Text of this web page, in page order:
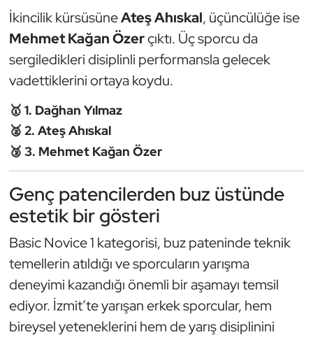
İkincilik kürsüsüneAteş Ahıskal, üçüncülüğe ise
Mehmet Kağan Özerçıktı. Üç sporcu da
sergiledikleri disiplinli performansla gelecek
vadettiklerini ortaya koydu.
🥇 1. Dağhan Yılmaz
🥈 2. Ateş Ahıskal
🥉 3. Mehmet Kağan Özer
Genç patencilerden buz üstünde
estetik bir gösteri
Basic Novice 1 kategorisi, buz pateninde teknik
temellerin atıldığı ve sporcuların yarışma
deneyimi kazandığı önemli bir aşamayı temsil
ediyor. İzmit’te yarışan erkek sporcular, hem
bireysel yeteneklerini hem de yarış disiplinini
Modern Pentatlon
Motor Sporları
Muay Thai
Okçuluk
Optimist
Oryantiring
Özel Sporcular
Paralimpik
Ragbi